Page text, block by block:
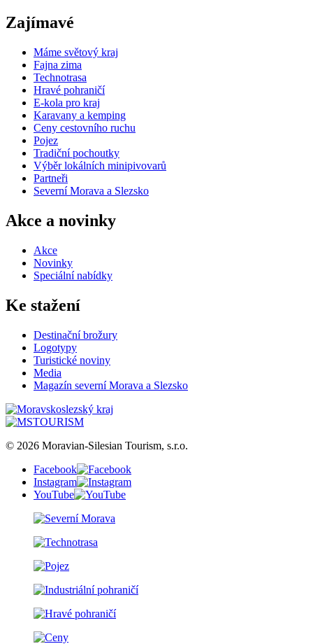
Zajímavé
Máme světový kraj
Fajna zima
Technotrasa
Hravé pohraničí
E-kola pro kraj
Karavany a kemping
Ceny cestovního ruchu
Pojez
Tradiční pochoutky
Výběr lokálních minipivovarů
Partneři
Severní Morava a Slezsko
Akce a novinky
Akce
Novinky
Speciální nabídky
Ke stažení
Destinační brožury
Logotypy
Turistické noviny
Media
Magazín severní Morava a Slezsko
© 2026 Moravian-Silesian Tourism, s.r.o.
Facebook
Instagram
YouTube